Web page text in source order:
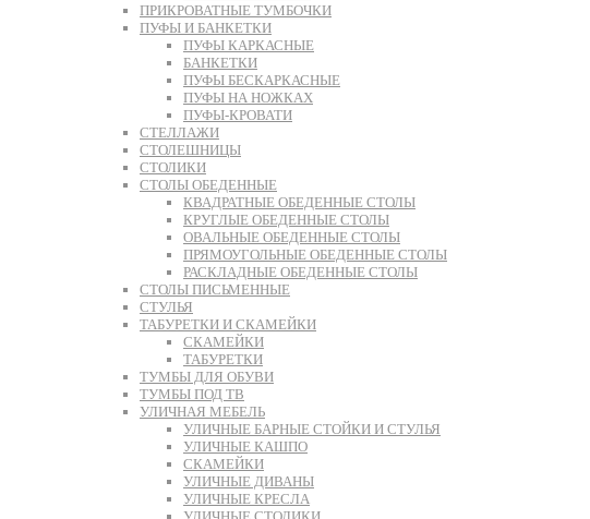
ПРИКРОВАТНЫЕ ТУМБОЧКИ
ПУФЫ И БАНКЕТКИ
ПУФЫ КАРКАСНЫЕ
БАНКЕТКИ
ПУФЫ БЕСКАРКАСНЫЕ
ПУФЫ НА НОЖКАХ
ПУФЫ-КРОВАТИ
СТЕЛЛАЖИ
СТОЛЕШНИЦЫ
СТОЛИКИ
СТОЛЫ ОБЕДЕННЫЕ
КВАДРАТНЫЕ ОБЕДЕННЫЕ СТОЛЫ
КРУГЛЫЕ ОБЕДЕННЫЕ СТОЛЫ
ОВАЛЬНЫЕ ОБЕДЕННЫЕ СТОЛЫ
ПРЯМОУГОЛЬНЫЕ ОБЕДЕННЫЕ СТОЛЫ
РАСКЛАДНЫЕ ОБЕДЕННЫЕ СТОЛЫ
СТОЛЫ ПИСЬМЕННЫЕ
СТУЛЬЯ
ТАБУРЕТКИ И СКАМЕЙКИ
СКАМЕЙКИ
ТАБУРЕТКИ
ТУМБЫ ДЛЯ ОБУВИ
ТУМБЫ ПОД ТВ
УЛИЧНАЯ МЕБЕЛЬ
УЛИЧНЫЕ БАРНЫЕ СТОЙКИ И СТУЛЬЯ
УЛИЧНЫЕ КАШПО
СКАМЕЙКИ
УЛИЧНЫЕ ДИВАНЫ
УЛИЧНЫЕ КРЕСЛА